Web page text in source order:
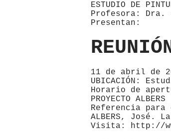
ESTUDIO DE
Profesora: Dra.
Presentan:
11 de abril de
UBICACIÓN:
Horario de
PROYECTO ALBERS
Referencia
ALBERS, José.
Visita: http://